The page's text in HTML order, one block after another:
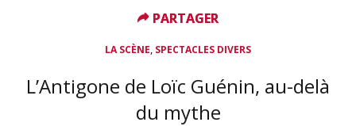
LA SCÈNE, SPECTACLES DIVERS
L’Antigone de Loïc Guénin, au-delà
du mythe
PARTAGER
PARTAGER